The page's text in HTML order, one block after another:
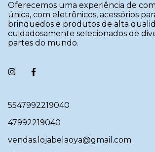
Oferecemos uma experiência de
única, com eletrônicos, acessórios
brinquedos e produtos de alta
cuidadosamente selecionados de
partes do mundo.
5547992219040
47992219040
vendas.lojabelaoya@gmail.com